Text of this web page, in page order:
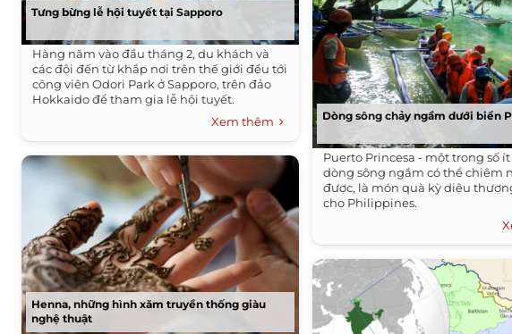
Tưng bừng lễ hội tuyết tại Sapporo
Hàng năm vào đầu tháng 2, du khách và
các đội đến từ khắp nơi trên thế giới đều tới
công viên Odori Park ở Sapporo, trên đảo
Hokkaido để tham gia lễ hội tuyết.
Xem thêm
Henna, những hình xăm truyền thống giàu
nghệ thuật
Dòng sông chảy ngầm dưới biển
Puerto Princesa - một trong số
dòng sông ngầm có thể chiêm
được, là món quà kỳ diệu
cho Philippines.